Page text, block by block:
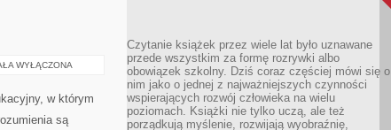
WYŁĄCZONA
w którym
są
Czytanie książek przez wiele lat było uznawane
przede wszystkim za formę rozrywki albo
obowiązek szkolny. Dziś coraz częściej mówi się o
nim jako o jednej z najważniejszych czynności
wspierających rozwój człowieka na wielu
poziomach. Książki nie tylko uczą, ale też
porządkują myślenie, rozwijają wyobraźnię,